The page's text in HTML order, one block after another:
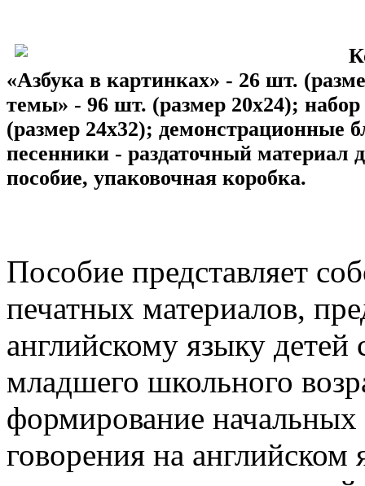
«Азбука в картинках» - 26 шт.
темы» - 96 шт. (размер 20х24);
(размер 24х32); демонстрационные
песенники - раздаточный материал
пособие, упаковочная коробка.
Пособие представляет
печатных материалов,
английскому языку
младшего школьного
формирование начальных
говорения на английском